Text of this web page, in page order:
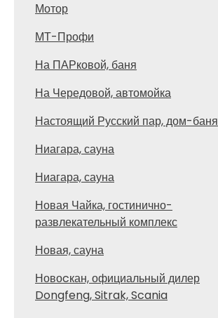
Мотор
МТ-Профи
На ПАРковой, баня
На Чередовой, автомойка
Настоящий Русский пар, дом-баня
Ниагара, сауна
Ниагара, сауна
Новая Чайка, гостинично-
развлекательный комплекс
Новая, сауна
Новоcкан, официальный дилер
Dongfeng, Sitrak, Scania